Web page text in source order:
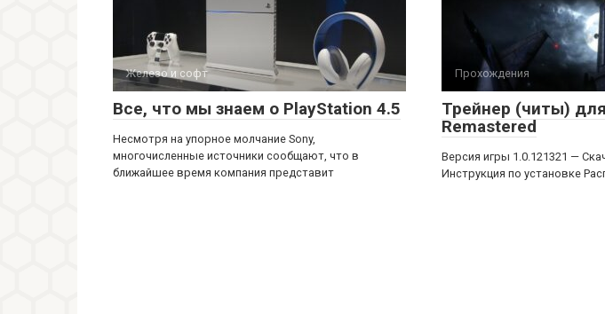
Железо и софт
Все, что мы знаем о PlayStation 4.5
Несмотря на упорное молчание Sony,
многочисленные источники сообщают, что в
ближайшее время компания представит
Прохождения
Трейнер (читы)
Remastered
Версия игры 1.0.121321 —
Инструкция по установке